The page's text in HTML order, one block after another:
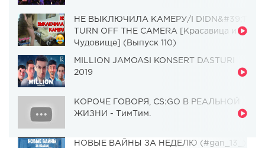
НЕ ВЫКЛЮЧИЛА КАМЕРУ/I DIDN&#39;T
TURN OFF THE CAMERA [Красавица и
Чудовище] (Выпуск 110)
MILLION JAMOASI KONSERT DASTURI
2019
КОРОЧЕ ГОВОРЯ, CS:GO В РЕАЛЬНОЙ
ЖИЗНИ - ТимТим.
НОВЫЕ ВАЙНЫ ЗА НЕДЕЛЮ (#gan_13_)